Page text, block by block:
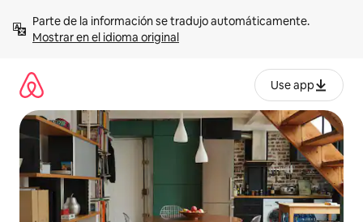
contenidoMostrar en el idioma original
Use app